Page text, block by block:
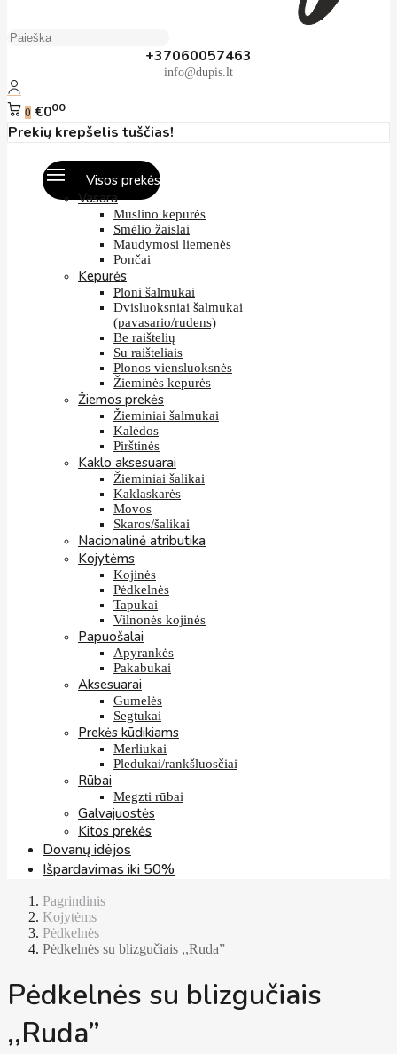
+37060057463
info@dupis.lt
0 €000
Prekių krepšelis tuščias!
Visos prekės
Vasara
Muslino kepurės
Smėlio žaislai
Maudymosi liemenės
Pončai
Kepurės
Ploni šalmukai
Dvisluoksniai šalmukai
(pavasario/rudens)
Be raištelių
Su raišteliais
Plonos viensluoksnės
Žieminės kepurės
Žiemos prekės
Žieminiai šalmukai
Kalėdos
Pirštinės
Kaklo aksesuarai
Žieminiai šalikai
Kaklaskarės
Movos
Skaros/šalikai
Nacionalinė atributika
Kojytėms
Kojinės
Pėdkelnės
Tapukai
Vilnonės kojinės
Papuošalai
Apyrankės
Pakabukai
Aksesuarai
Gumelės
Segtukai
Prekės kūdikiams
Merliukai
Pledukai/rankšluosčiai
Rūbai
Megzti rūbai
Galvajuostės
Kitos prekės
Dovanų idėjos
Išpardavimas iki 50%
Pagrindinis
Kojytėms
Pėdkelnės
Pėdkelnės su blizgučiais ,,Ruda”
Pėdkelnės su blizgučiais
,,Ruda”